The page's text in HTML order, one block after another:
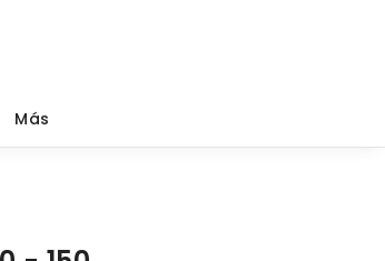
Más